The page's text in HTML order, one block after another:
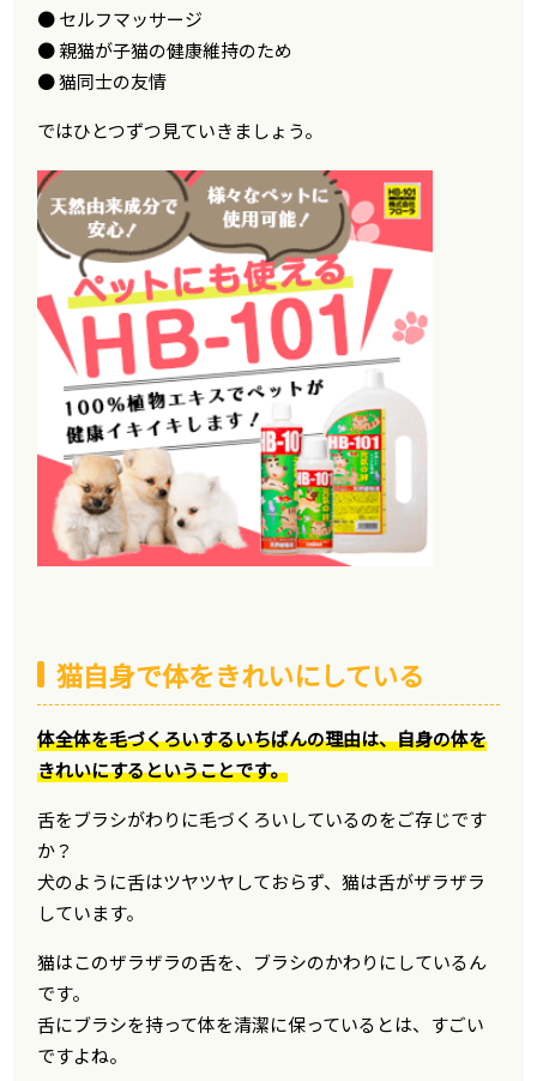
● セルフマッサージ
● 親猫が子猫の健康維持のため
● 猫同士の友情
ではひとつずつ見ていきましょう。
猫自身で体をきれいにしている
体全体を毛づくろいするいちばんの理由は、自身の体を
きれいにするということです。
舌をブラシがわりに毛づくろいしているのをご存じです
か？
犬のように舌はツヤツヤしておらず、猫は舌がザラザラ
しています。
猫はこのザラザラの舌を、ブラシのかわりにしているん
です。
舌にブラシを持って体を清潔に保っているとは、すごい
ですよね。